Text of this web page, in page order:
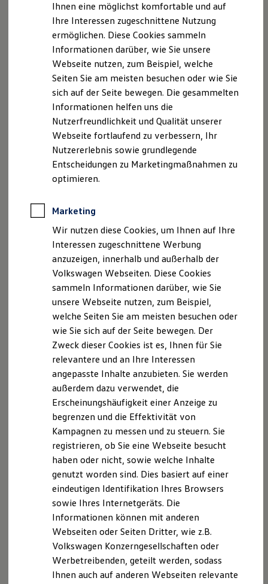
Für Privatkunden
Für Gewerbekunden
Versicherungen & Garantien
Garantien
Kfz-Versicherung für Nutzfahrzeuge
Restschuldversicherung
Wartungsverträge
Besitzer & Service
Reparatur & Service
Sommer-Special
Reparatur, Pflege & Inspektion
Servicetermin anfragen
Service-Vorteile bei Volkswagen Nutzfahrzeuge
ServicePlus
Economy Service
Räder & Reifen Service
Ersatzfahrzeuge
Software, Konnektivität & Apps
California App
VW Connect für Ihren ID. Buzz
VW Connect für Ihren Transporter/Caravelle
VW Connect für Ihren Amarok
VW Connect für andere Modelle
Connect Pro
Fleet Interface Data
Multistop Pathfinder
Übersicht Software Updates
Hilfreiches für Besitzer
Fahrerassistenz- und Sicherheitssysteme
Kontrollleuchten
Kurzfahrprofile und Ölverdünnung
XTL-Dieselkraftstoff
Ersatzteile und Betriebsflüssigkeiten
Original Zubehör und Lifestyle Produkte
myVolkswagen
myVolkswagen Business
Elektrisch & Autonom
Elektro - & Hybridfahrzeuge
Unser Ansatz
Klimafreundlicher Strom
Reichweite & Ladelösungen
Reichweitensimulator
Ladezeitensimulator
Ladelösungen für Privatkunden
Ladelösungen für Gewerbekunden
Wallbox und Ladekabel
Förderung & Kosten der Elektrofahrzeuge
Fördermöglichkeiten für Privatkunden
Fördermöglichkeiten für Gewerbekunden
Telefon: +49 (0) 921 3360-0
Telefax: +49 (0) 921 3360-518
www.motor-nuetzel.deE-Mail: info(at)motor-
nuetzel.de
Geschäftsführer
Ralf Beck
Roman Fehling, Dipl.-Ing. (FH)
Mathias Grossmann
Horst Hoffmann
Michael Krasser
Alexander Pflaum, Dipl.-Kfm.
Verantwortlich für Inhalte gem. § 18 Abs. 2 MStV:
Ralf Beck
Roman Fehling, Dipl.-Ing. (FH)
Mathias Grossmann
Horst Hoffmann
Michael Krasser
Alexander Pflaum, Dipl.-Kfm.
Alle genannten Personen sind über folgende
Firmenadresse erreichbar:
Motor-Nützel Vertriebs-GmbH
Nürnberger Str. 95
95448 Bayreuth - Germany
Handelsregister
Amtsgericht Bayreuth HRB-Nr.: 3346
Hinweis gemäß § 36
Verbraucherstreitbeilegungsgesetz(VSBG):
Unsere Firma wird nicht an einem
Streitbeilegungsverfahren vor einer
Verbraucherschlichtungsstelle im Sinne des VSBG
teilnehmen und ist hierzu auch nicht verpflichtet. Als
Meisterbetrieb der Kfz-Innung bieten wir alternativ
die Teilnahme an einem Verfahren vor einer
branchenspezifischen Kfz-Schiedsstelle an. Die für uns
zuständige Kfz-Schiedsstelle erreichen Sie unter: Kfz-
Schiedsstelle: (Angaben nach § 3 DL-InfoV)
Ihnen eine möglichst komfortable und auf
Ihre Interessen zugeschnittene Nutzung
ermöglichen. Diese Cookies sammeln
Informationen darüber, wie Sie unsere
Webseite nutzen, zum Beispiel, welche
Seiten Sie am meisten besuchen oder wie Sie
sich auf der Seite bewegen. Die gesammelten
Informationen helfen uns die
Nutzerfreundlichkeit und Qualität unserer
Webseite fortlaufend zu verbessern, Ihr
Nutzererlebnis sowie grundlegende
Entscheidungen zu Marketingmaßnahmen zu
optimieren.
Marketing
Wir nutzen diese Cookies, um Ihnen auf Ihre
Interessen zugeschnittene Werbung
anzuzeigen, innerhalb und außerhalb der
Volkswagen Webseiten. Diese Cookies
sammeln Informationen darüber, wie Sie
unsere Webseite nutzen, zum Beispiel,
welche Seiten Sie am meisten besuchen oder
wie Sie sich auf der Seite bewegen. Der
Zweck dieser Cookies ist es, Ihnen für Sie
relevantere und an Ihre Interessen
angepasste Inhalte anzubieten. Sie werden
außerdem dazu verwendet, die
Erscheinungshäufigkeit einer Anzeige zu
begrenzen und die Effektivität von
Kampagnen zu messen und zu steuern. Sie
registrieren, ob Sie eine Webseite besucht
haben oder nicht, sowie welche Inhalte
genutzt worden sind. Dies basiert auf einer
eindeutigen Identifikation Ihres Browsers
sowie Ihres Internetgeräts. Die
Informationen können mit anderen
Webseiten oder Seiten Dritter, wie z.B.
Volkswagen Konzerngesellschaften oder
Werbetreibenden, geteilt werden, sodass
Ihnen auch auf anderen Webseiten relevante